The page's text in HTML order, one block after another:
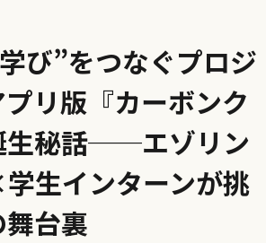
び”をつなぐプロジ
リ版『カーボンク
生秘話──エゾリン
生インターンが挑
台裏